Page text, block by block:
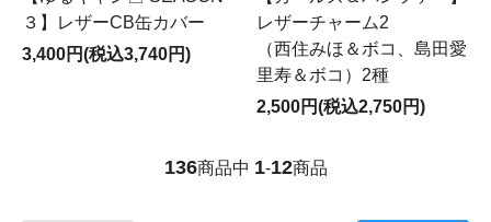
３】レザーCB缶カバー
3,400円(税込3,740円)
レザーチャーム2
（西住みほ＆ボコ、島田愛
里寿＆ボコ）2種
2,500円(税込2,750円)
136商品中 1-12商品